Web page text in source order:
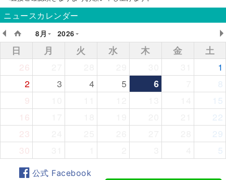
ニュースカレンダー
8月
2026
日 月 火 水 木 金
土
26
1
2
3 4 5 6
8
9
15
16
22
23
29
30
5
公式 Facebook